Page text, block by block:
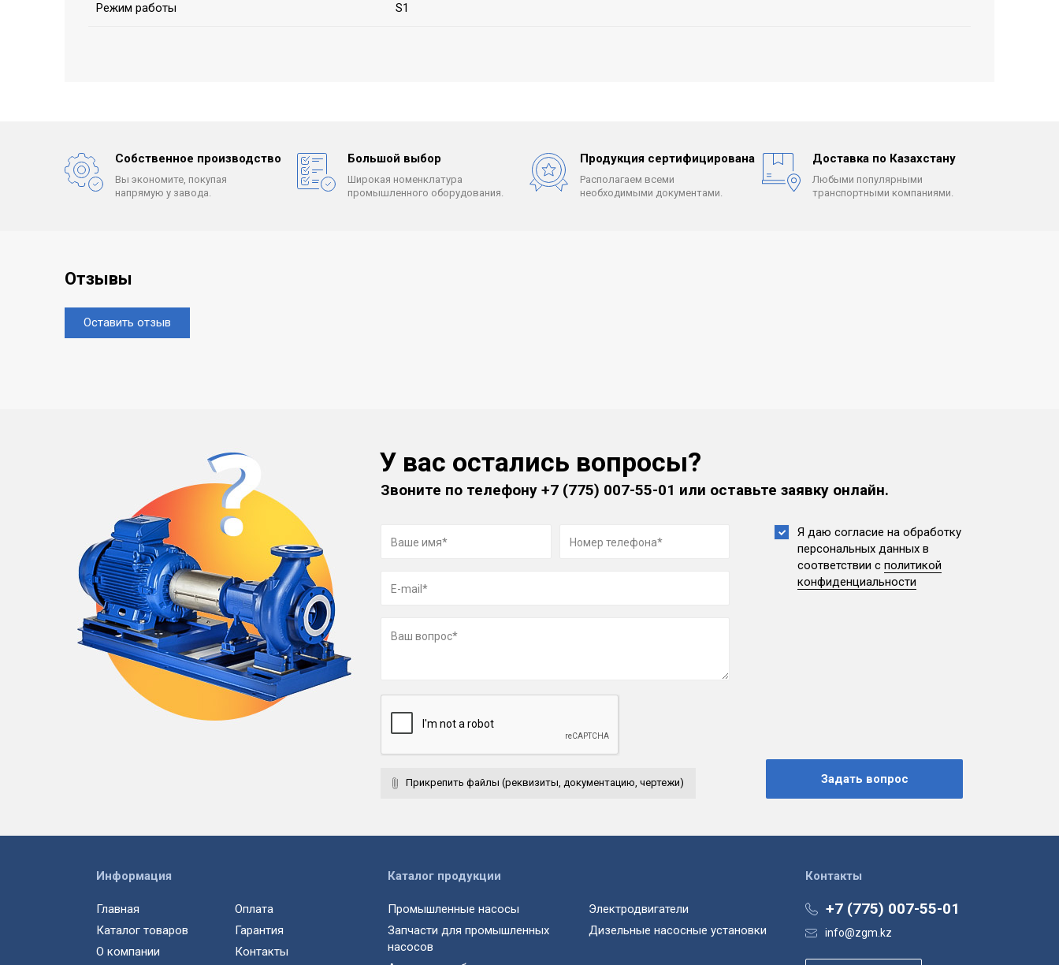
Режим работы S1
Собственное производство
Вы экономите, покупая
напрямую у завода.
Большой выбор
Широкая номенклатура
промышленного оборудования.
Продукция сертифицирована
Располагаем всеми
необходимыми документами.
Доставка по Казахстану
Любыми популярными
транспортными компаниями.
Отзывы
Оставить отзыв
У вас остались вопросы?
Звоните по телефону+7 (775) 007-55-01 или оставьте заявку онлайн.
Прикрепить файлы (реквизиты, документацию, чертежи)
Я даю согласие на обработку
персональных данных в
соответствии с политикой
конфиденциальности
Контакты
+7 (775) 007-55-01
info@zgm.kz
Информация
Главная
Каталог товаров
О компании
Оплата
Гарантия
Контакты
Каталог продукции
Промышленные насосы
Запчасти для промышленных
насосов
Электродвигатели
Дизельные насосные установки